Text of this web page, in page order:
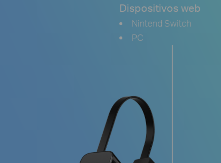
Dispositivos web
Nintend Switch
PC